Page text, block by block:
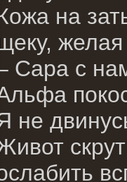
на
Сара с
не